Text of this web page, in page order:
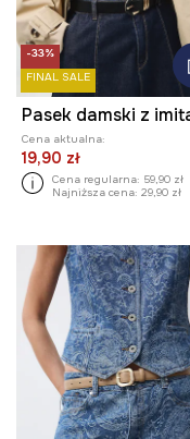
-33%
FINAL SALE
Cena aktualna:
19,90 zł
Cena regularna: 59,90 zł
Najniższa cena: 29,90 zł